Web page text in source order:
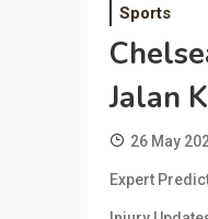
Sports
Jalan
26 May
Expert